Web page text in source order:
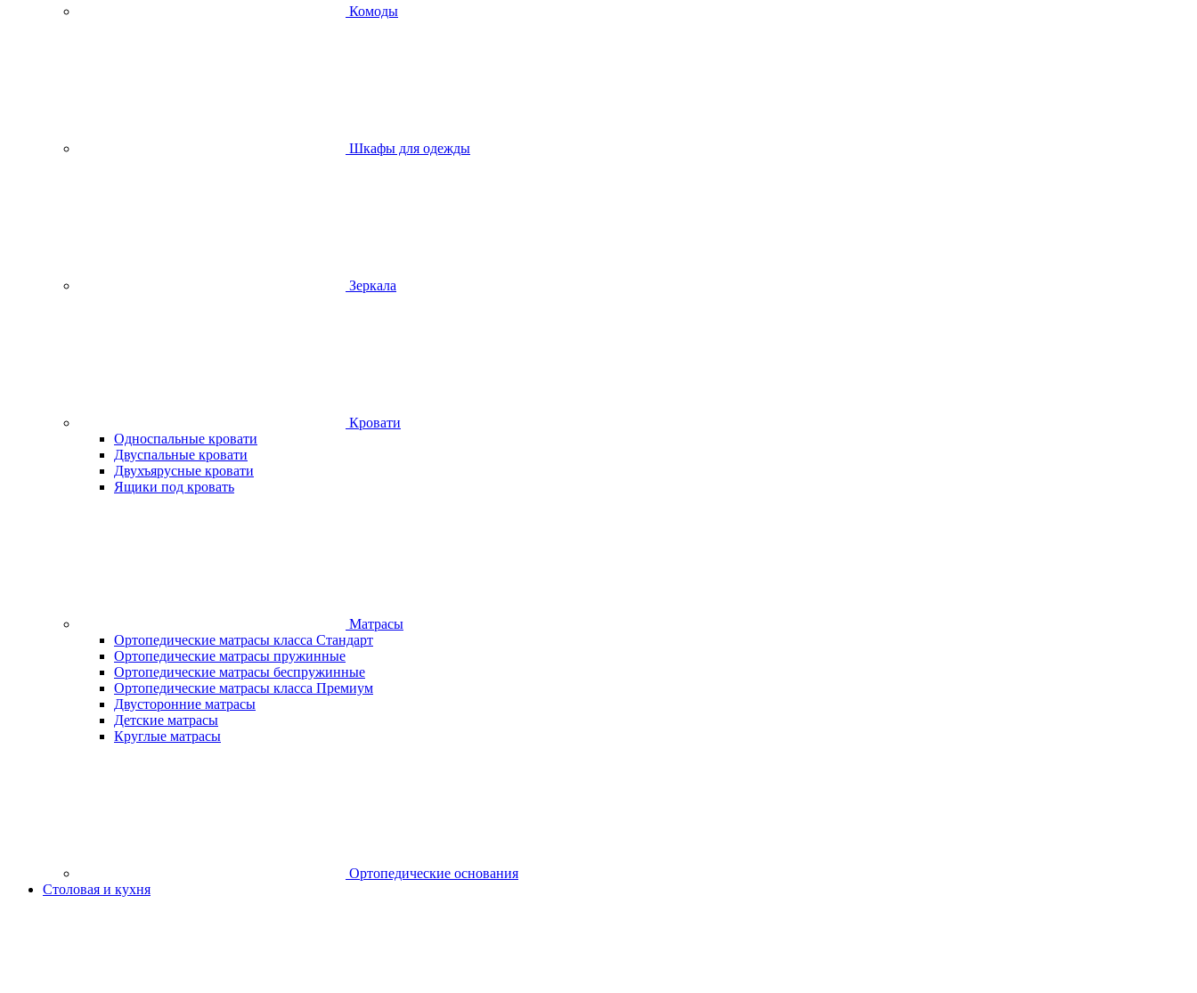
Комоды
Шкафы для одежды
Зеркала
Кровати
Односпальные кровати
Двуспальные кровати
Двухъярусные кровати
Ящики под кровать
Матрасы
Ортопедические матрасы класса Стандарт
Ортопедические матрасы пружинные
Ортопедические матрасы беспружинные
Ортопедические матрасы класса Премиум
Двусторонние матрасы
Детские матрасы
Круглые матрасы
Ортопедические основания
Столовая и кухня